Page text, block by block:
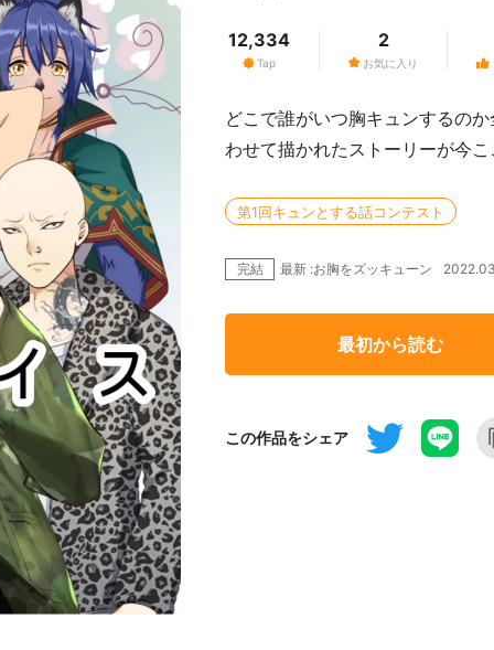
Tap
12,334
お気に入り
2
どこで誰がいつ胸キュンするの
わせて描かれたストーリーが今こ
第1回キュンとする話コンテスト
完結 最新 :お胸をズッキューン
最初から読む
この作品をシェア